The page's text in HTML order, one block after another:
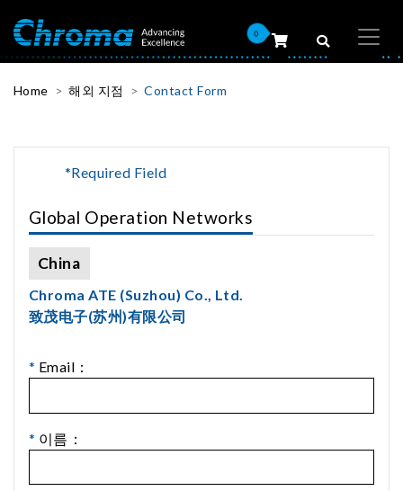
0
Home 해외 지점 Contact Form
*Required Field
Global Operation Networks
China
Chroma ATE (Suzhou) Co., Ltd.
致茂电子(苏州)有限公司
* Email：
* 이름：